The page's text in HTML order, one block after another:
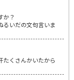
か？
るいだの文句言いま
たくさんかいたから